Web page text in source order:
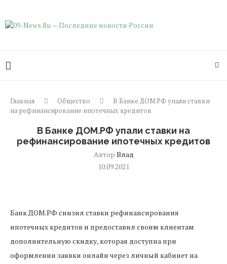
Главная Общество
В Банке ДОМ.РФ упали ставки
на рефинансирование ипотечных кредитов
В Банке ДОМ.РФ упали ставки на
рефинансирование ипотечных кредитов
Автор Влад
10.09.2021
Банк ДОМ.РФ снизил ставки рефинансирования
ипотечных кредитов и предоставил своим клиентам
дополнительную скидку, которая доступна при
оформлении заявки онлайн через личный кабинет на